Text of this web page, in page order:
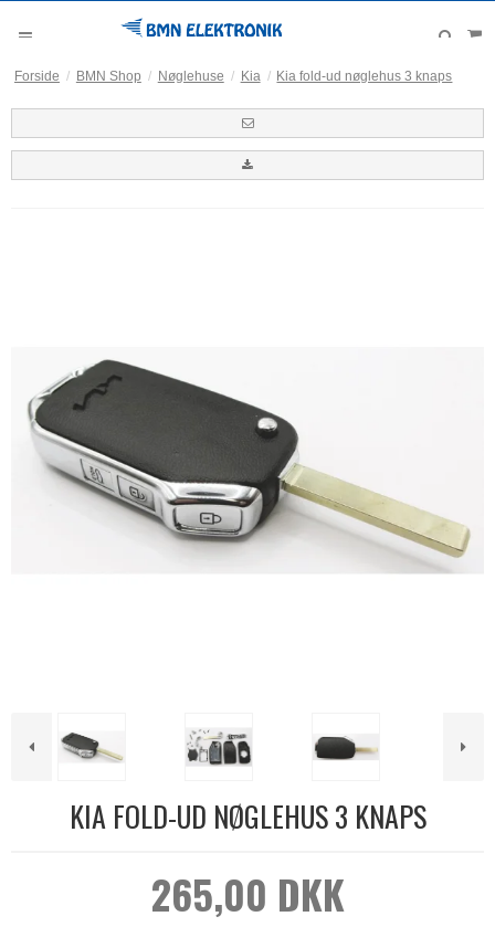
Forside / BMN Shop / Nøglehuse / Kia / Kia fold-ud nøglehus 3 knaps
KIA FOLD-UD NØGLEHUS 3 KNAPS
265,00 DKK